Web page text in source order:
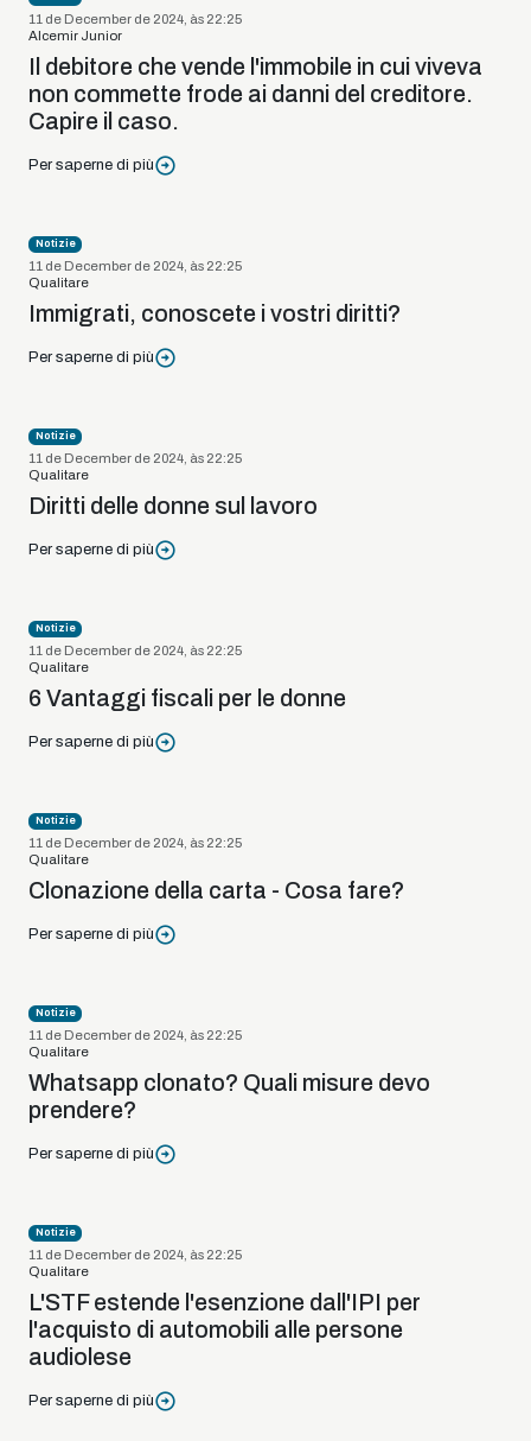
11 de December de 2024, às 22:25
Alcemir Junior
Il debitore che vende l'immobile in cui viveva
non commette frode ai danni del creditore.
Capire il caso.
Per saperne di più
Notizie
11 de December de 2024, às 22:25
Qualitare
Immigrati, conoscete i vostri diritti?
Per saperne di più
Notizie
11 de December de 2024, às 22:25
Qualitare
Diritti delle donne sul lavoro
Per saperne di più
Notizie
11 de December de 2024, às 22:25
Qualitare
6 Vantaggi fiscali per le donne
Per saperne di più
Notizie
11 de December de 2024, às 22:25
Qualitare
Clonazione della carta - Cosa fare?
Per saperne di più
Notizie
11 de December de 2024, às 22:25
Qualitare
Whatsapp clonato? Quali misure devo
prendere?
Per saperne di più
Notizie
11 de December de 2024, às 22:25
Qualitare
L'STF estende l'esenzione dall'IPI per
l'acquisto di automobili alle persone
audiolese
Per saperne di più